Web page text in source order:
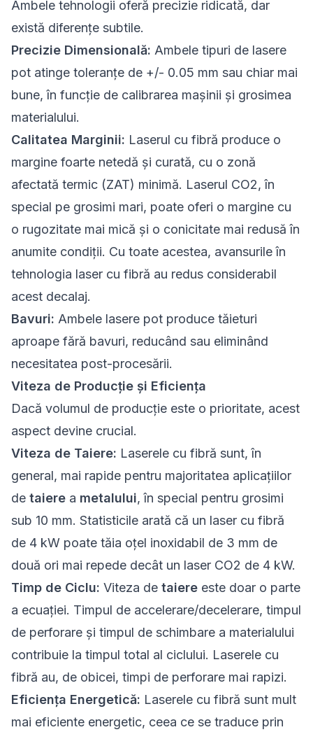
Ambele tehnologii oferă precizie ridicată, dar
există diferențe subtile.
Precizie Dimensională: Ambele tipuri de lasere
pot atinge toleranțe de +/- 0.05 mm sau chiar mai
bune, în funcție de calibrarea mașinii și grosimea
materialului.
Calitatea Marginii: Laserul cu fibră produce o
margine foarte netedă și curată, cu o zonă
afectată termic (ZAT) minimă. Laserul CO2, în
special pe grosimi mari, poate oferi o margine cu
o rugozitate mai mică și o conicitate mai redusă în
anumite condiții. Cu toate acestea, avansurile în
tehnologia laser cu fibră au redus considerabil
acest decalaj.
Bavuri: Ambele lasere pot produce tăieturi
aproape fără bavuri, reducând sau eliminând
necesitatea post-procesării.
Viteza de Producție și Eficiența
Dacă volumul de producție este o prioritate, acest
aspect devine crucial.
Viteza de Taiere: Laserele cu fibră sunt, în
general, mai rapide pentru majoritatea aplicațiilor
de taiere a metalului, în special pentru grosimi
sub 10 mm. Statisticile arată că un laser cu fibră
de 4 kW poate tăia oțel inoxidabil de 3 mm de
două ori mai repede decât un laser CO2 de 4 kW.
Timp de Ciclu: Viteza de taiere este doar o parte
a ecuației. Timpul de accelerare/decelerare, timpul
de perforare și timpul de schimbare a materialului
contribuie la timpul total al ciclului. Laserele cu
fibră au, de obicei, timpi de perforare mai rapizi.
Eficiența Energetică: Laserele cu fibră sunt mult
mai eficiente energetic, ceea ce se traduce prin